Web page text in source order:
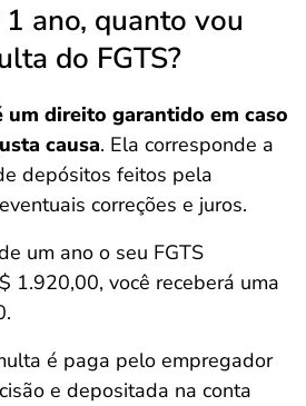
ano, quanto vou
do FGTS?
um direito garantido em caso
causa. Ela corresponde a
depósitos feitos pela
correções e juros.
um ano o seu FGTS
1.920,00, você receberá uma
é paga pelo empregador
e depositada na conta